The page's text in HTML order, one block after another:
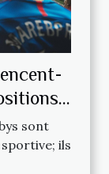
sont
ils